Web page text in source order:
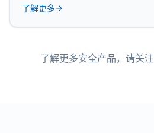
了解更多
了解更多安全产品，请关注